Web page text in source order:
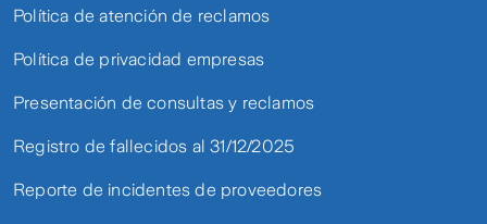
Política de atención de reclamos
Política de privacidad empresas
Presentación de consultas y reclamos
Registro de fallecidos al 31/12/2025
Reporte de incidentes de proveedores